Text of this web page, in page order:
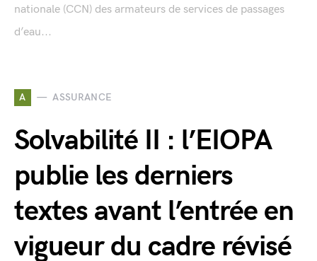
nationale (CCN) des armateurs de services de passages
d’eau...
A ASSURANCE
Solvabilité II : l’EIOPA
publie les derniers
textes avant l’entrée en
vigueur du cadre révisé